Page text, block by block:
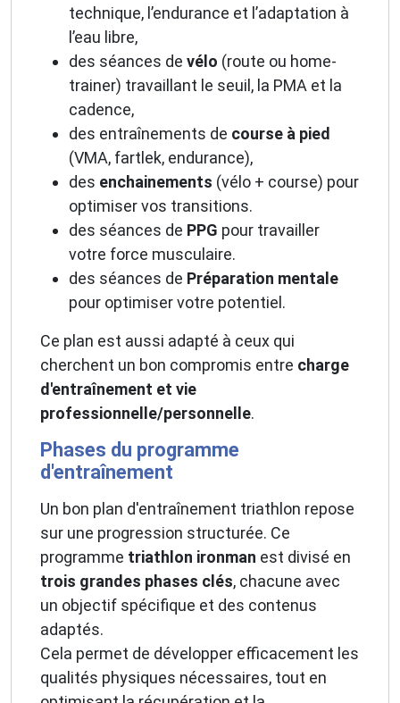
technique, l’endurance et l’adaptation à
l’eau libre,
des séances de vélo (route ou home-
trainer) travaillant le seuil, la PMA et la
cadence,
des entraînements de course à pied
(VMA, fartlek, endurance),
des enchainements (vélo + course) pour
optimiser vos transitions.
des séances de PPG pour travailler
votre force musculaire.
des séances de Préparation mentale
pour optimiser votre potentiel.
Ce plan est aussi adapté à ceux qui
cherchent un bon compromis entre charge
d'entraînement et vie
professionnelle/personnelle.
Phases du programme
d'entraînement
Un bon plan d'entraînement triathlon repose
sur une progression structurée. Ce
programme triathlon ironman est divisé en
trois grandes phases clés, chacune avec
un objectif spécifique et des contenus
adaptés.
Cela permet de développer efficacement les
qualités physiques nécessaires, tout en